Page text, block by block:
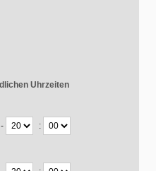
Uhrzeiten
- :